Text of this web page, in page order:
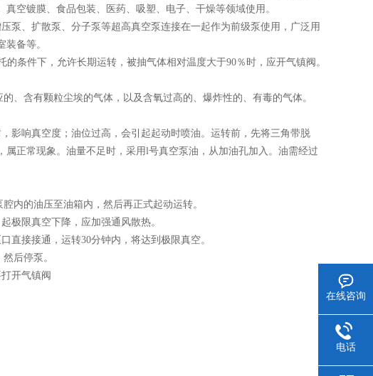
空镀膜、食品包装、医药、吸塑、电子、干燥等领域使用。
泵、扩散泵、分子泵等超高真空泵连接在一起作为前级泵使用，广泛用
备等。
件下，允许长期运转，被抽气体相对温度大于90％时，应开气镇阀。
含有颗粒尘埃的气体，以及含氧过高的、爆炸性的、有毒的气体。
响真空度；油位过高，会引起起动时喷油。运转前，先将三角带脱
正常现象。油量不足时，采用l号真空泵油，从加油孔加入。油需经过
的油压至油箱内，然后再正式起动运转。
限真空下降，应加强通风散热。
接接通，运转30分钟内，将达到极限真空。
后停泵。
开气镇阀
在线咨询
电话